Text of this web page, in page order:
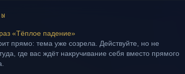
«Тёплое падение»
прямо: тема уже созрела. Действуйте, но не
где вас ждёт накручивание себя вместо прямого